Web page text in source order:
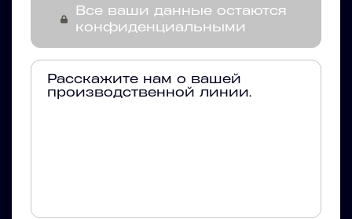
Все ваши данные остаются
конфиденциальными